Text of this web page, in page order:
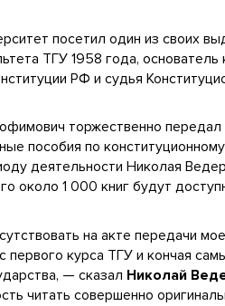
посетил один из своих
ТГУ 1958 года,
РФ и судья
торжественно
пособия по
деятельности Николая
около 1 000 книг будут
на акте передачи
первого курса ТГУ и кончая
— сказал Николай
читать совершенно